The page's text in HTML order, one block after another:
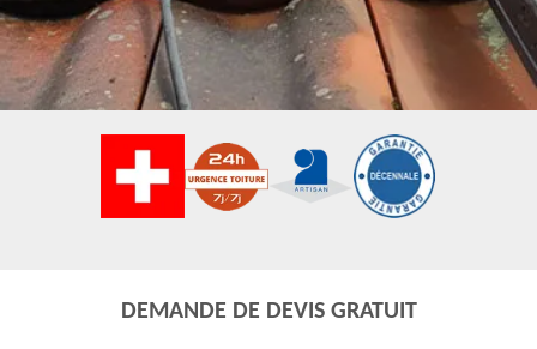
DEMANDE DE DEVIS GRATUIT